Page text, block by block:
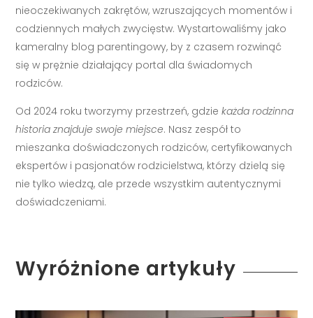
nieoczekiwanych zakrętów, wzruszających momentów i
codziennych małych zwycięstw. Wystartowaliśmy jako
kameralny blog parentingowy, by z czasem rozwinąć
się w prężnie działający portal dla świadomych
rodziców.
Od 2024 roku tworzymy przestrzeń, gdziekażda rodzinna
historia znajduje swoje miejsce. Nasz zespół to
mieszanka doświadczonych rodziców, certyfikowanych
ekspertów i pasjonatów rodzicielstwa, którzy dzielą się
nie tylko wiedzą, ale przede wszystkim autentycznymi
doświadczeniami.
Wyróżnione artykuły